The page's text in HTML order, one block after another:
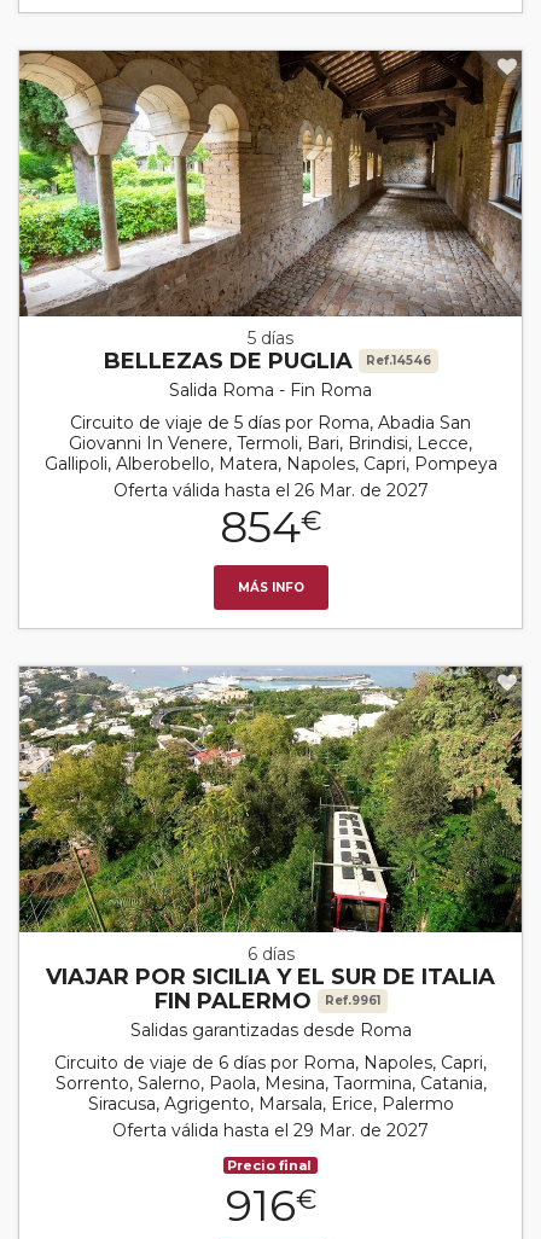
5 días
BELLEZAS DE PUGLIA Ref.14546
Salida Roma - Fin Roma
Circuito de viaje de 5 días por Roma, Abadia San
Giovanni In Venere, Termoli, Bari, Brindisi, Lecce,
Gallipoli, Alberobello, Matera, Napoles, Capri, Pompeya
Oferta válida hasta el 26 Mar. de 2027
854€
MÁS INFO
6 días
VIAJAR POR SICILIA Y EL SUR DE ITALIA
FIN PALERMO
Ref.9961
Salidas garantizadas desde Roma
Circuito de viaje de 6 días por Roma, Napoles, Capri,
Sorrento, Salerno, Paola, Mesina, Taormina, Catania,
Siracusa, Agrigento, Marsala, Erice, Palermo
Oferta válida hasta el 29 Mar. de 2027
Precio final
916€